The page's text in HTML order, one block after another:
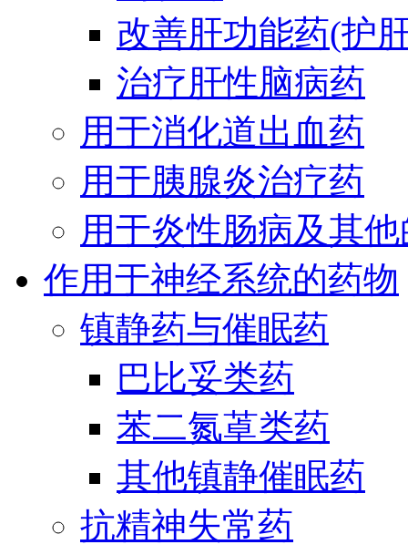
改善肝功能药(护
治疗肝性脑病药
用于消化道出血药
用于胰腺炎治疗药
用于炎性肠病及其
作用于神经系统的药物
镇静药与催眠药
巴比妥类药
苯二氮䓬类药
其他镇静催眠药
抗精神失常药